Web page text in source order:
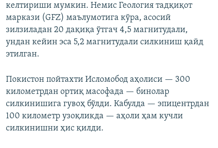
келтириши мумкин. Немис Геология тадқиқот
маркази (GFZ) маълумотига кўра, асосий
зилзиладан 20 дақиқа ўтгач 4,5 магнитудали,
ундан кейин эса 5,2 магнитудали силкиниш қайд
этилган.
Покистон пойтахти Исломобод аҳолиси — 300
километрдан ортиқ масофада — бинолар
силкинишига гувоҳ бўлди. Кабулда — эпицентрдан
100 километр узоқликда — аҳоли ҳам кучли
силкинишни ҳис қилди.